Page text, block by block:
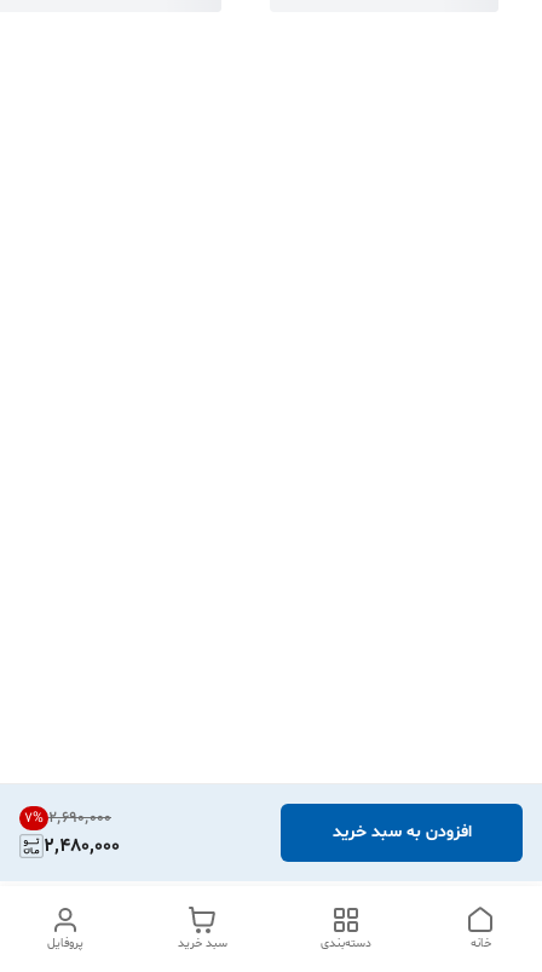
۲٬۶۹۰٬۰۰۰ 7%
2,480,000
افزودن به سبد خرید
پروفایل سبد خرید دسته‌بندی خانه